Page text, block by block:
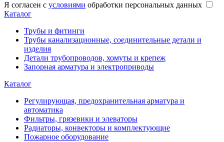
Я согласен с условиями обработки персональных данных
Каталог
Трубы и фитинги
Трубы канализационные, соединительные детали и
изделия
Детали трубопроводов, хомуты и крепеж
Запорная арматура и электроприводы
Каталог
Регулирующая, предохранительная арматура и
автоматика
Фильтры, грязевики и элеваторы
Радиаторы, конвекторы и комплектующие
Пожарное оборудование